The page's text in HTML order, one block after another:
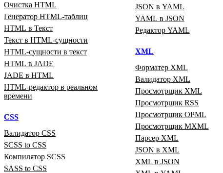
Очистка HTML
Генератор HTML‑таблиц
HTML в Текст
Текст в HTML‑сущности
HTML‑сущности в текст
HTML в JADE
JADE в HTML
HTML‑редактор в реальном
времени
CSS
Валидатор CSS
SCSS to CSS
Компилятор SCSS
SASS to CSS
JSON в YAML
YAML в JSON
Редактор YAML
XML
Форматер XML
Валидатор XML
Просмотрщик XML
Просмотрщик RSS
Просмотрщик OPML
Просмотрщик MXML
Парсер XML
JSON в XML
XML в JSON